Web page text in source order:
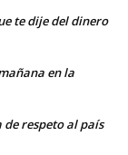
te dije del dinero
en la
respeto al país